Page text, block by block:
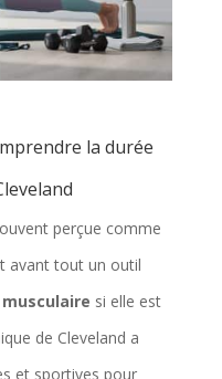
la durée
perçue comme
avant tout un outil
si elle est
de Cleveland a
et sportives pour